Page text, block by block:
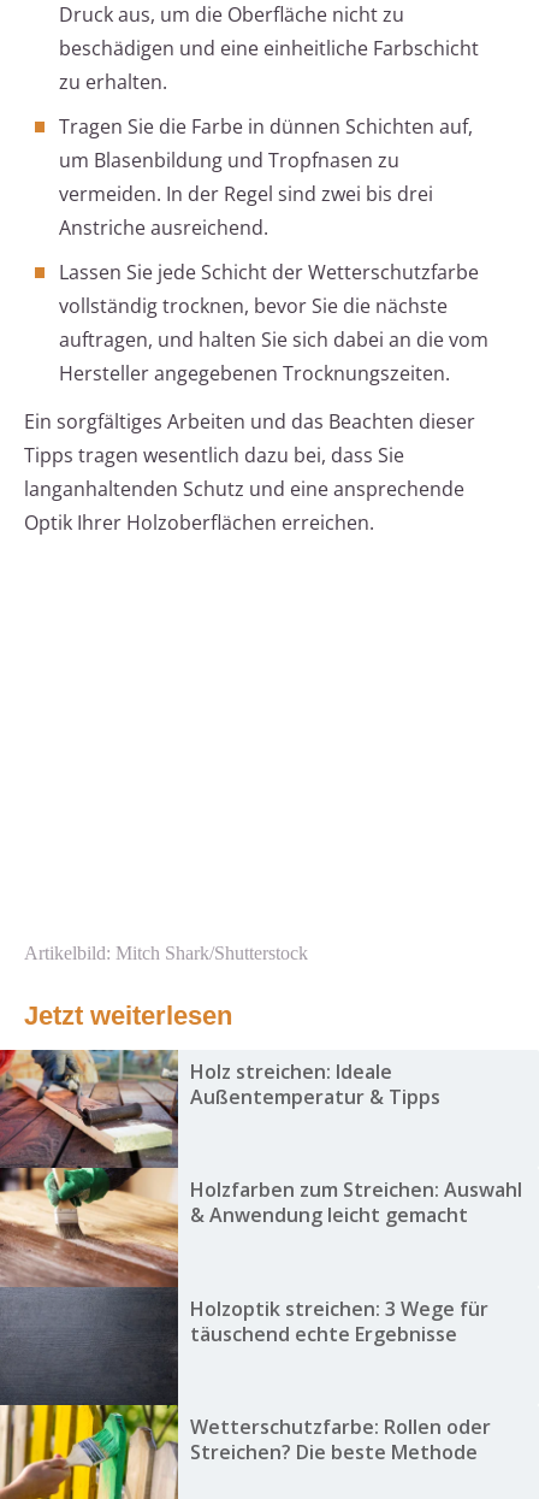
Druck aus, um die Oberfläche nicht zu
beschädigen und eine einheitliche Farbschicht
zu erhalten.
Tragen Sie die Farbe in dünnen Schichten auf,
um Blasenbildung und Tropfnasen zu
vermeiden. In der Regel sind zwei bis drei
Anstriche ausreichend.
Lassen Sie jede Schicht der Wetterschutzfarbe
vollständig trocknen, bevor Sie die nächste
auftragen, und halten Sie sich dabei an die vom
Hersteller angegebenen Trocknungszeiten.
Ein sorgfältiges Arbeiten und das Beachten dieser
Tipps tragen wesentlich dazu bei, dass Sie
langanhaltenden Schutz und eine ansprechende
Optik Ihrer Holzoberflächen erreichen.
Artikelbild: Mitch Shark/Shutterstock
Jetzt weiterlesen
Holz streichen: Ideale
Außentemperatur & Tipps
Holzfarben zum Streichen: Auswahl
& Anwendung leicht gemacht
Holzoptik streichen: 3 Wege für
täuschend echte Ergebnisse
Wetterschutzfarbe: Rollen oder
Streichen? Die beste Methode